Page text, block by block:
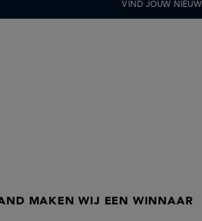
VIND JOUW
MAKEN WIJ EEN WINNAAR